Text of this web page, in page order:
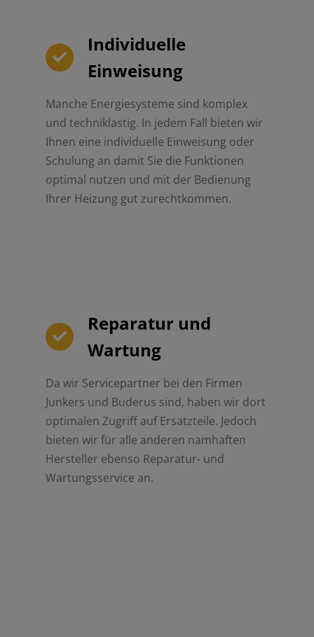
Individuelle
Einweisung
Manche Energiesysteme sind komplex
und techniklastig. In jedem Fall bieten wir
Ihnen eine individuelle Einweisung oder
Schulung an damit Sie die Funktionen
optimal nutzen und mit der Bedienung
Ihrer Heizung gut zurechtkommen.
Reparatur und
Wartung
Da wir Servicepartner bei den Firmen
Junkers und Buderus sind, haben wir dort
optimalen Zugriff auf Ersatzteile. Jedoch
bieten wir für alle anderen namhaften
Hersteller ebenso Reparatur- und
Wartungsservice an.